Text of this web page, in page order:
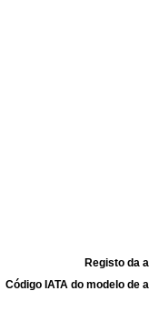
Registo da
Código IATA do modelo de